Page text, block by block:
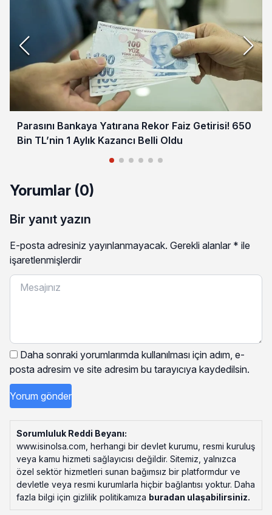
Parasını Bankaya Yatırana Rekor Faiz Getirisi! 650
Bin TL’nin 1 Aylık Kazancı Belli Oldu
Yorumlar (0)
Bir yanıt yazın
E-posta adresiniz yayınlanmayacak. Gerekli alanlar * ile
işaretlenmişlerdir
Daha sonraki yorumlarımda kullanılması için adım, e-
posta adresim ve site adresim bu tarayıcıya kaydedilsin.
Sorumluluk Reddi Beyanı:
www.isinolsa.com, herhangi bir devlet kurumu, resmi kuruluş
veya kamu hizmeti sağlayıcısı değildir. Sitemiz, yalnızca
özel sektör hizmetleri sunan bağımsız bir platformdur ve
devletle veya resmi kurumlarla hiçbir bağlantısı yoktur. Daha
fazla bilgi için gizlilik politikamıza buradan ulaşabilirsiniz.